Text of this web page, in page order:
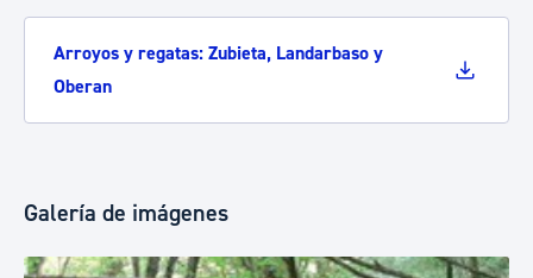
Arroyos y regatas: Zubieta, Landarbaso y
Oberan
Galería de imágenes